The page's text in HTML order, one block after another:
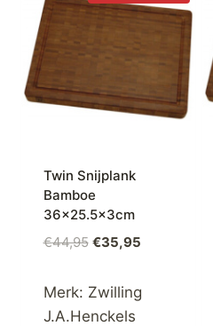
Twin Snijplank
Bamboe
36×25.5x3cm
€44,95 Oorspronkelijke
was:
€44,95.
€35,95Huidige
€35,95.
Merk: Zwilling
J.A.Henckels